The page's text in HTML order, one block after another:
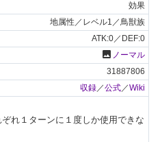
効果
地属性／レベル1／鳥獣族
ATK:0／DEF:0
photo ノーマル
31887806
収録／公式／Wiki
れ１ターンに１度しか使用できな